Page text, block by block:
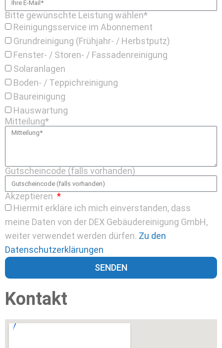
Bitte gewünschte Leistung wählen*
Reinigungsservice im Abonnement
Grundreinigung (Frühjahr- / Herbstputz)
Fenster- / Storen- / Fassadenreinigung
Solaranlagen
Boden- / Teppichreinigung
Baureinigung
Hauswartung
Mitteilung*
Gutscheincode (falls vorhanden)
Akzeptieren
Hiermit erkläre ich mich einverstanden, dass
meine Daten von der DEX Gebäudereinigung GmbH,
weiter verwendet werden dürfen. Zu den
Datenschutzerklärungen
SENDEN
Kontakt